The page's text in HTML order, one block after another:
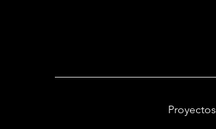
Proyectos